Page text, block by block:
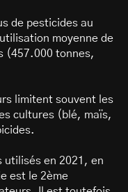
de pesticides au
moyenne de
(457.000 tonnes,
limitent souvent les
cultures (blé, maïs,
utilisés en 2021, en
est le 2ème